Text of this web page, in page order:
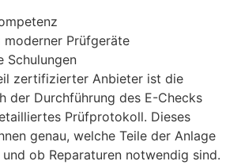
moderner Prüfgeräte
Schulungen
zertifizierter Anbieter ist die
der Durchführung des E-Checks
Prüfprotokoll. Dieses
genau, welche Teile der Anlage
ob Reparaturen notwendig sind.